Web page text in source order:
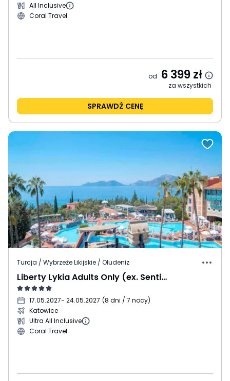
All Inclusive
Coral Travel
od 6 399zł
za wszystkich
SPRAWDŹ CENĘ
Turcja / Wybrzeże Likijskie / Oludeniz
Liberty Lykia Adults Only (ex. Sentido Lykia Resort & Spa)
17.05.2027- 24.05.2027 (8 dni / 7 nocy)
Katowice
Ultra All Inclusive
Coral Travel